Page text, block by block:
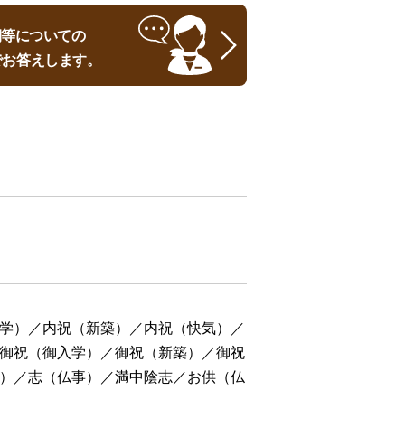
についての
答えします。
）／内祝（新築）／内祝（快気）／
祝（御入学）／御祝（新築）／御祝
／志（仏事）／満中陰志／お供（仏